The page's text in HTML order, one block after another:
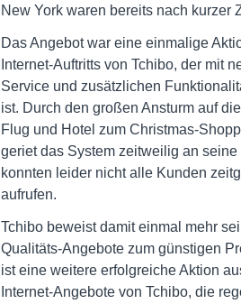
New York waren bereits nach kurzer
Das Angebot war eine einmalige
Internet-Auftritts von Tchibo, der mit
Service und zusätzlichen
ist. Durch den großen Ansturm auf
Flug und Hotel zum Christmas-
geriet das System zeitweilig an
konnten leider nicht alle Kunden
aufrufen.
Tchibo beweist damit einmal mehr
Qualitäts-Angebote zum günstigen
ist eine weitere erfolgreiche Aktion
Internet-Angebote von Tchibo, die